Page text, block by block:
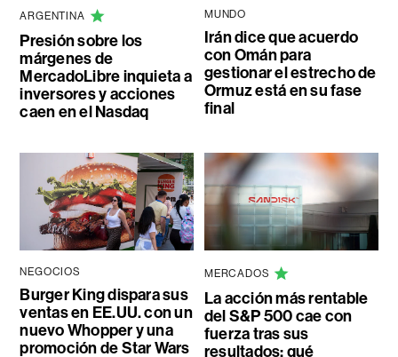
ARGENTINA
Presión sobre los
márgenes de
MercadoLibre inquieta a
inversores y acciones
caen en el Nasdaq
MUNDO
Irán dice que acuerdo
con Omán para
gestionar el estrecho de
Ormuz está en su fase
final
NEGOCIOS
Burger King dispara sus
ventas en EE.UU. con un
nuevo Whopper y una
promoción de Star Wars
MERCADOS
La acción más rentable
del S&P 500 cae con
fuerza tras sus
resultados: qué